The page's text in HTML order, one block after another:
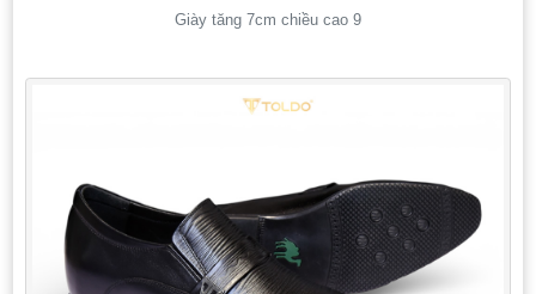
Giày tăng 7cm chiều cao 9